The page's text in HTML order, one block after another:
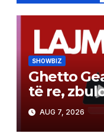
SHOWBIZ
Ghetto
të re,
publikimit
AUG 7, 2026